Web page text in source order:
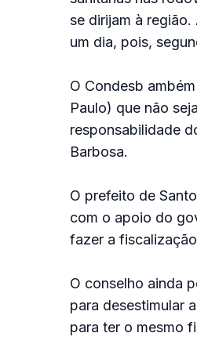
se dirijam à
um dia, pois,
O Condesb
Paulo) que não
responsabilidade
Barbosa.
O prefeito de
com o apoio do
fazer a
O conselho ainda
para desestimular
para ter o mesmo